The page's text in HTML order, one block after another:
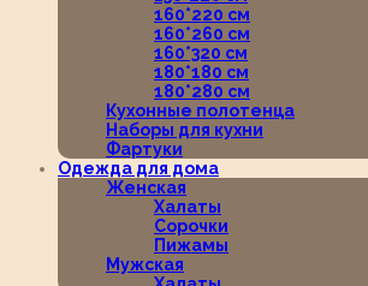
160*220 см
160*260 см
160*320 см
180*180 см
180*280 см
Кухонные полотенца
Наборы для кухни
Фартуки
Одежда для дома
Женская
Халаты
Сорочки
Пижамы
Мужская